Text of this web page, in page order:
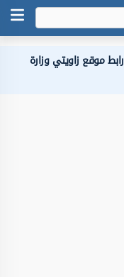
رابط موقع زاويتي وزارة